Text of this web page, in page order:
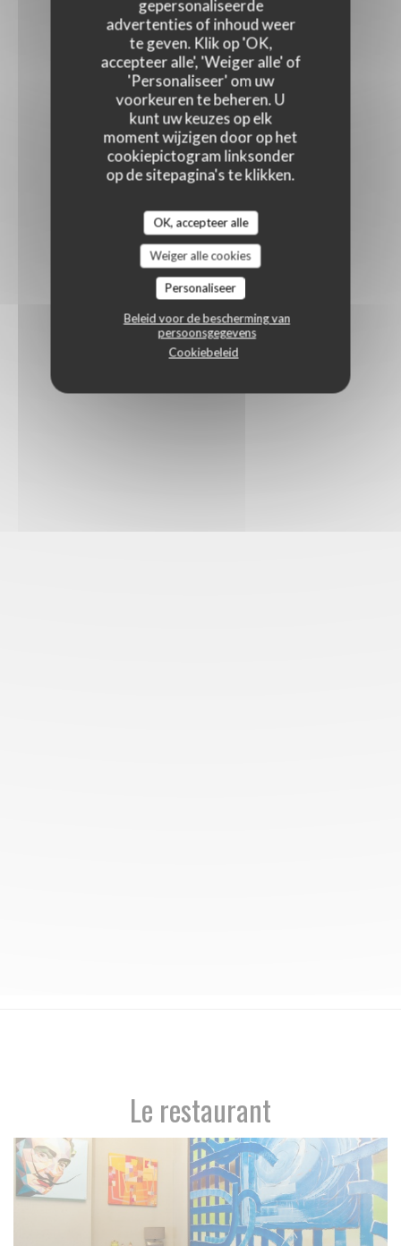
gepersonaliseerde
advertenties of inhoud weer
te geven. Klik op 'OK,
accepteer alle', 'Weiger alle' of
'Personaliseer' om uw
voorkeuren te beheren. U
kunt uw keuzes op elk
moment wijzigen door op het
cookiepictogram linksonder
op de sitepagina's te klikken.
OK, accepteer alle
Weiger alle cookies
Personaliseer
Beleid voor de bescherming van
persoonsgegevens
Cookiebeleid
Le restaurant